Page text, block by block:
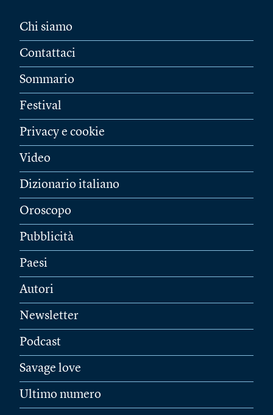
Chi siamo
Contattaci
Sommario
Festival
Privacy e cookie
Video
Dizionario italiano
Oroscopo
Pubblicità
Paesi
Autori
Newsletter
Podcast
Savage love
Ultimo numero